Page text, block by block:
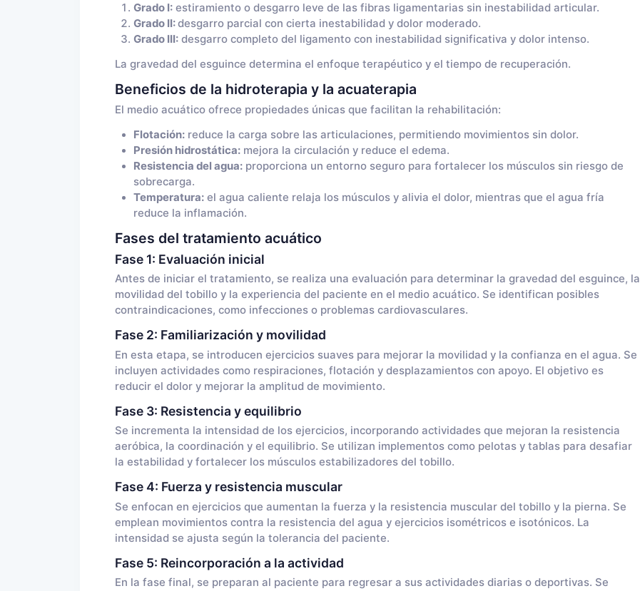
Grado I:estiramiento o desgarro leve de las fibras ligamentarias sin inestabilidad articular.
Grado II:desgarro parcial con cierta inestabilidad y dolor moderado.
Grado III:desgarro completo del ligamento con inestabilidad significativa y dolor intenso.
La gravedad del esguince determina el enfoque terapéutico y el tiempo de recuperación.
Beneficios de la hidroterapia y la acuaterapia
El medio acuático ofrece propiedades únicas que facilitan la rehabilitación:
Flotación:reduce la carga sobre las articulaciones, permitiendo movimientos sin dolor.
Presión hidrostática:mejora la circulación y reduce el edema.
Resistencia del agua:proporciona un entorno seguro para fortalecer los músculos sin riesgo de
sobrecarga.
Temperatura:el agua caliente relaja los músculos y alivia el dolor, mientras que el agua fría
reduce la inflamación.
Fases del tratamiento acuático
Fase 1: Evaluación inicial
Antes de iniciar el tratamiento, se realiza una evaluación para determinar la gravedad del esguince, la
movilidad del tobillo y la experiencia del paciente en el medio acuático. Se identifican posibles
contraindicaciones, como infecciones o problemas cardiovasculares.
Fase 2: Familiarización y movilidad
En esta etapa, se introducen ejercicios suaves para mejorar la movilidad y la confianza en el agua. Se
incluyen actividades como respiraciones, flotación y desplazamientos con apoyo. El objetivo es
reducir el dolor y mejorar la amplitud de movimiento.
Fase 3: Resistencia y equilibrio
Se incrementa la intensidad de los ejercicios, incorporando actividades que mejoran la resistencia
aeróbica, la coordinación y el equilibrio. Se utilizan implementos como pelotas y tablas para desafiar
la estabilidad y fortalecer los músculos estabilizadores del tobillo.
Fase 4: Fuerza y resistencia muscular
Se enfocan en ejercicios que aumentan la fuerza y la resistencia muscular del tobillo y la pierna. Se
emplean movimientos contra la resistencia del agua y ejercicios isométricos e isotónicos. La
intensidad se ajusta según la tolerancia del paciente.
Fase 5: Reincorporación a la actividad
En la fase final, se preparan al paciente para regresar a sus actividades diarias o deportivas. Se